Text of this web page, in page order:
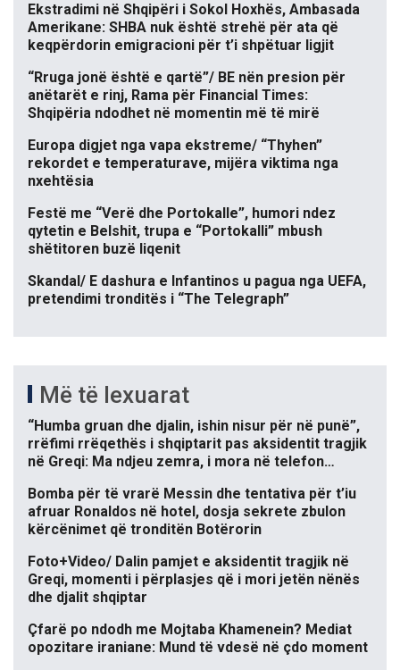
Ekstradimi në Shqipëri i Sokol Hoxhës, Ambasada
Amerikane: SHBA nuk është strehë për ata që
keqpërdorin emigracioni për t’i shpëtuar ligjit
“Rruga jonë është e qartë”/ BE nën presion për
anëtarët e rinj, Rama për Financial Times:
Shqipëria ndodhet në momentin më të mirë
Europa digjet nga vapa ekstreme/ “Thyhen”
rekordet e temperaturave, mijëra viktima nga
nxehtësia
Festë me “Verë dhe Portokalle”, humori ndez
qytetin e Belshit, trupa e “Portokalli” mbush
shëtitoren buzë liqenit
Skandal/ E dashura e Infantinos u pagua nga UEFA,
pretendimi tronditës i “The Telegraph”
Më të lexuarat
“Humba gruan dhe djalin, ishin nisur për në punë”,
rrëfimi rrëqethës i shqiptarit pas aksidentit tragjik
në Greqi: Ma ndjeu zemra, i mora në telefon…
Bomba për të vrarë Messin dhe tentativa për t’iu
afruar Ronaldos në hotel, dosja sekrete zbulon
kërcënimet që tronditën Botërorin
Foto+Video/ Dalin pamjet e aksidentit tragjik në
Greqi, momenti i përplasjes që i mori jetën nënës
dhe djalit shqiptar
Çfarë po ndodh me Mojtaba Khamenein? Mediat
opozitare iraniane: Mund të vdesë në çdo moment